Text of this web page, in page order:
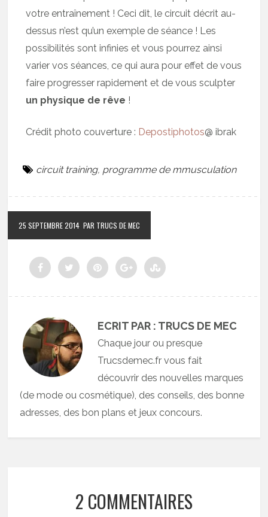
votre entraînement ! Ceci dit, le circuit décrit au-
dessus n’est qu’un exemple de séance ! Les
possibilités sont infinies et vous pourrez ainsi
varier vos séances, ce qui aura pour effet de vous
faire progresser rapidement et de vous sculpter
un physique de rêve !
Crédit photo couverture : Depostiphotos@ ibrak
circuit training, programme de mmusculation
25 SEPTEMBRE 2014 PAR TRUCS DE MEC
ECRIT PAR : TRUCS DE MEC
Chaque jour ou presque
Trucsdemec.fr vous fait
découvrir des nouvelles marques
(de mode ou cosmétique), des conseils, des bonne
adresses, des bon plans et jeux concours.
2 COMMENTAIRES